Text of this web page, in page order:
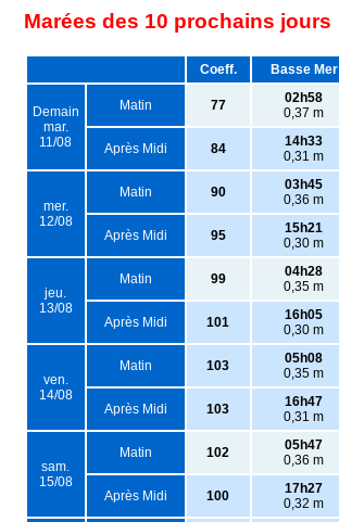
Marées des 10 prochains jours
Coeff. Basse Mer
Demain
mar.
11/08
Matin 77
02h58
0,37 m
Après Midi 84
14h33
0,31 m
mer.
12/08
Matin 90
03h45
0,36 m
Après Midi 95
15h21
0,30 m
jeu.
13/08
Matin 99
04h28
0,35 m
Après Midi 101
16h05
0,30 m
ven.
14/08
Matin 103
05h08
0,35 m
Après Midi 103
16h47
0,31 m
sam.
15/08
Matin 102
05h47
0,36 m
Après Midi 100
17h27
0,32 m